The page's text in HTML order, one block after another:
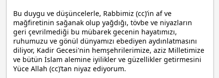
Bu duygu ve düşüncelerle, Rabbimiz (cc)’in af ve
mağfiretinin sağanak olup yağdığı, tövbe ve niyazların
geri çevrilmediği bu mübarek gecenin hayatımızı,
ruhumuzu ve gönül dünyamızı ebediyen aydınlatmasını
diliyor, Kadir Gecesi'nin hemşehrilerimize, aziz Milletimize
ve bütün İslam alemine iyilikler ve güzellikler getirmesini
Yüce Allah (cc)’tan niyaz ediyorum.